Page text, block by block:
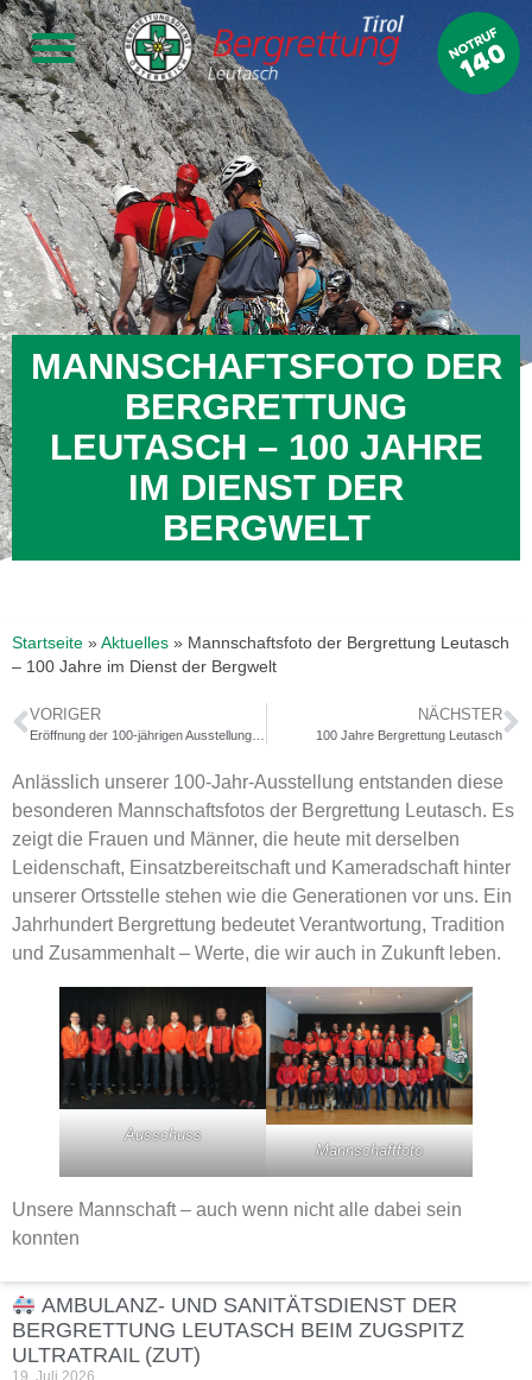
MANNSCHAFTSFOTO DER
BERGRETTUNG
LEUTASCH – 100 JAHRE
IM DIENST DER
BERGWELT
Startseite » Aktuelles » Mannschaftsfoto der Bergrettung Leutasch
– 100 Jahre im Dienst der Bergwelt
VORIGER NÄCHSTER
100 Jahre Bergrettung Leutasch
Anlässlich unserer 100‑Jahr‑Ausstellung entstanden diese
besonderen Mannschaftsfotos der Bergrettung Leutasch. Es
zeigt die Frauen und Männer, die heute mit derselben
Leidenschaft, Einsatzbereitschaft und Kameradschaft hinter
unserer Ortsstelle stehen wie die Generationen vor uns. Ein
Jahrhundert Bergrettung bedeutet Verantwortung, Tradition
und Zusammenhalt – Werte, die wir auch in Zukunft leben.
Ausschuss
Mannschaftfoto
Unsere Mannschaft – auch wenn nicht alle dabei sein
konnten
AMBULANZ- UND SANITÄTSDIENST DER
BERGRETTUNG LEUTASCH BEIM ZUGSPITZ
ULTRATRAIL (ZUT)